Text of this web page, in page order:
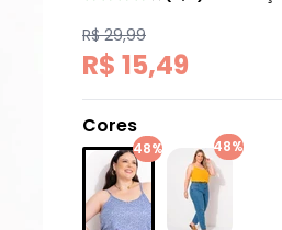
R$ 29,99
R$ 15,49
Cores
48% 48%